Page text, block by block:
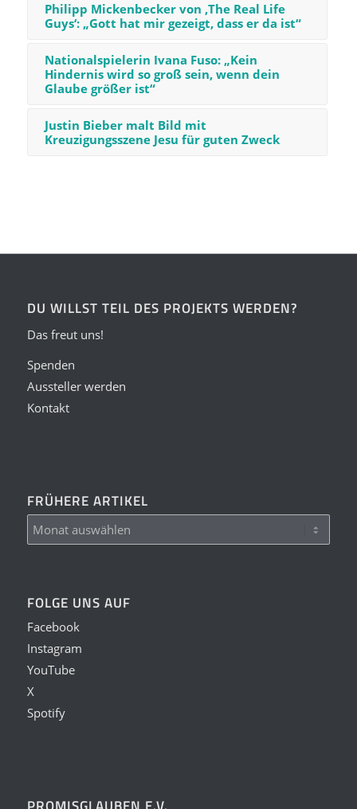
Philipp Mickenbecker von ‚The Real Life
Guys‘: „Gott hat mir gezeigt, dass er da ist“
Nationalspielerin Ivana Fuso: „Kein
Hindernis wird so groß sein, wenn dein
Glaube größer ist“
Justin Bieber malt Bild mit
Kreuzigungsszene Jesu für guten Zweck
DU WILLST TEIL DES PROJEKTS WERDEN?
Das freut uns!
Spenden
Aussteller werden
Kontakt
FRÜHERE ARTIKEL
FOLGE UNS AUF
Facebook
Instagram
YouTube
X
Spotify